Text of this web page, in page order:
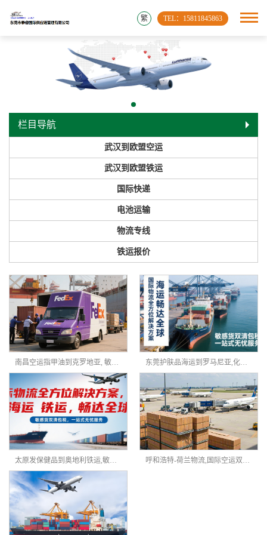
TEL：15811845863
繁
栏目导航
武汉到欧盟空运
武汉到欧盟铁运
国际快递
电池运输
物流专线
铁运报价
南昌空运指甲油到克罗地亚, 敏感货物快递专线 东莞护肤品海运到罗马尼亚,化妆品海派双清
太原发保健品到奥地利铁运,敏感货物双清包税 呼和浩特-荷兰物流,国际空运双清到门